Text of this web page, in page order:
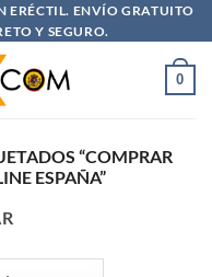
ERÉCTIL. ENVÍO GRATUITO
Y SEGURO.
0
“COMPRAR
ESPAÑA”